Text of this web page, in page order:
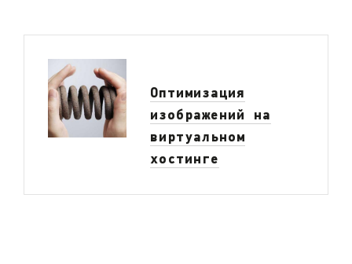
Оптимизация
изображений на
виртуальном
хостинге